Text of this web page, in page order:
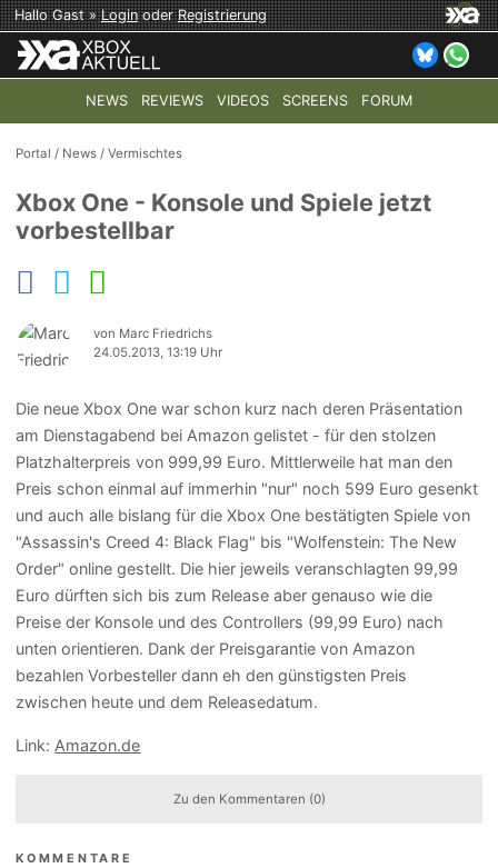
Hallo Gast »LoginoderRegistrierung
NEWS REVIEWS VIDEOS SCREENS FORUM
TOP-THEMEN: COD: MODERN WARFARE 4 HALO:
Portal / News /Vermischtes
Xbox One - Konsole und Spiele jetzt
vorbestellbar
von Marc Friedrichs
24.05.2013, 13:19 Uhr
Die neue Xbox One war schon kurz nach deren Präsentation
am Dienstagabend bei Amazon gelistet - für den stolzen
Platzhalterpreis von 999,99 Euro. Mittlerweile hat man den
Preis schon einmal auf immerhin "nur" noch 599 Euro gesenkt
und auch alle bislang für die Xbox One bestätigten Spiele von
"Assassin's Creed 4: Black Flag" bis "Wolfenstein: The New
Order" online gestellt. Die hier jeweils veranschlagten 99,99
Euro dürften sich bis zum Release aber genauso wie die
Preise der Konsole und des Controllers (99,99 Euro) nach
unten orientieren. Dank der Preisgarantie von Amazon
bezahlen Vorbesteller dann eh den günstigsten Preis
zwischen heute und dem Releasedatum.
Link: Amazon.de
Zu den Kommentaren (0)
KOMMENTARE